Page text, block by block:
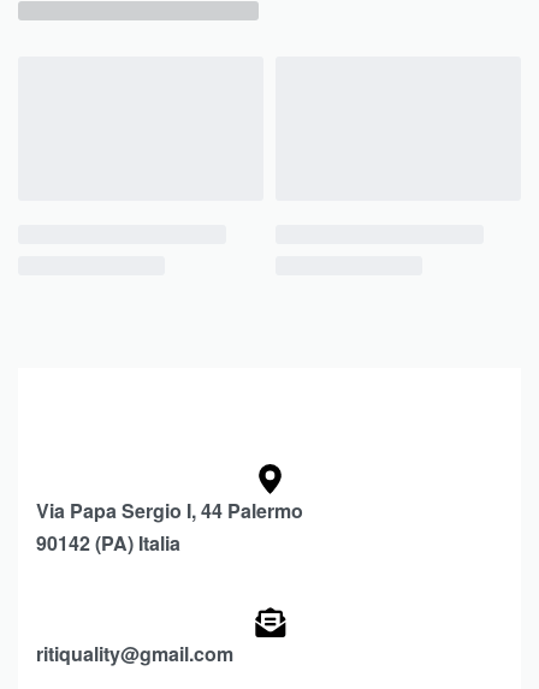
Via Papa Sergio I, 44 Palermo
90142 (PA) Italia
ritiquality@gmail.com